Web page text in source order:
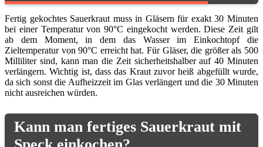
Fertig gekochtes Sauerkraut muss in Gläsern für exakt 30 Minuten
bei einer Temperatur von 90°C eingekocht werden. Diese Zeit gilt
ab dem Moment, in dem das Wasser im Einkochtopf die
Zieltemperatur von 90°C erreicht hat. Für Gläser, die größer als 500
Milliliter sind, kann man die Zeit sicherheitshalber auf 40 Minuten
verlängern. Wichtig ist, dass das Kraut zuvor heiß abgefüllt wurde,
da sich sonst die Aufheizzeit im Glas verlängert und die 30 Minuten
nicht ausreichen würden.
Kann man fertiges Sauerkraut mit